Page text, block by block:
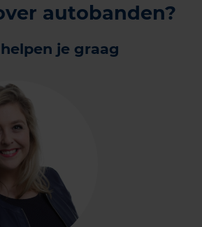
autobanden?
je graag